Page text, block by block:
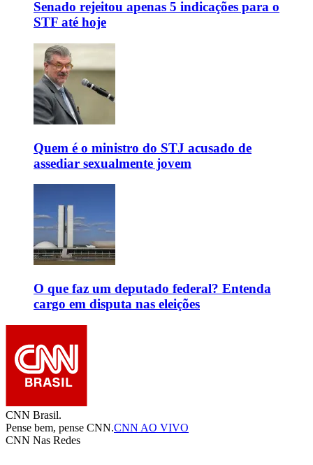
Senado rejeitou apenas 5 indicações para o
STF até hoje
Quem é o ministro do STJ acusado de
assediar sexualmente jovem
O que faz um deputado federal? Entenda
cargo em disputa nas eleições
CNN Brasil.
Pense bem, pense CNN.CNN AO VIVO
CNN Nas Redes